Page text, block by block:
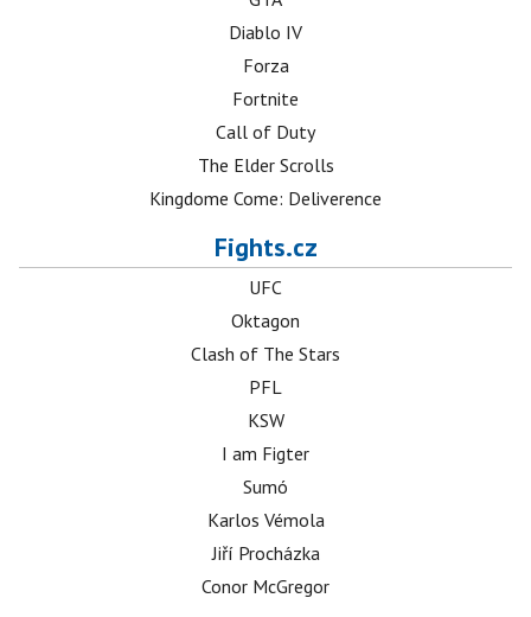
Diablo IV
Forza
Fortnite
Call of Duty
The Elder Scrolls
Kingdome Come: Deliverence
Fights.cz
UFC
Oktagon
Clash of The Stars
PFL
KSW
I am Figter
Sumó
Karlos Vémola
Jiří Procházka
Conor McGregor